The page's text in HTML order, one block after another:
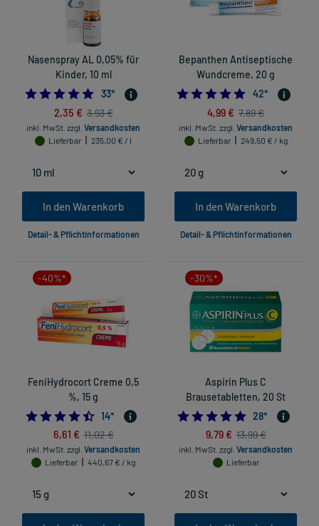
Nasenspray AL 0,05% für
Kinder, 10 ml
4.757575757575758
33*
2,35 € 3,93 €
inkl. MwSt. zzgl. Versandkosten
Lieferbar
235,00 € / l
In den Warenkorb
Detail- & Pflichtinformationen
Bepanthen Antiseptische
Wundcreme, 20 g
42*
4,99 € 7,89 €
inkl. MwSt. zzgl. Versandkosten
Lieferbar
249,50 € / kg
In den Warenkorb
Detail- & Pflichtinformationen
-40%*
FeniHydrocort Creme 0,5
%, 15 g
4.5
14*
6,61 € 11,02 €
inkl. MwSt. zzgl. Versandkosten
Lieferbar
440,67 € / kg
-30%*
Aspirin Plus C
Brausetabletten, 20 St
28*
9,79 € 13,99 €
inkl. MwSt. zzgl. Versandkosten
Lieferbar